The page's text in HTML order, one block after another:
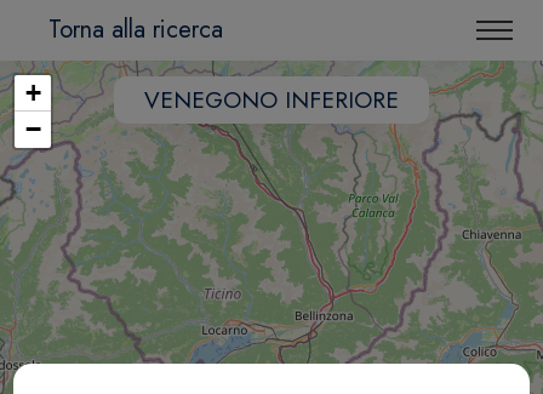
Torna alla ricerca
VENEGONO INFERIORE
+
−